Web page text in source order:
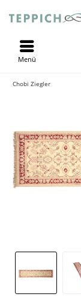
Menü
Chobi Ziegler